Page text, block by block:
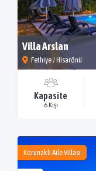
Villa Arslan
Fethiye / Hisarönü
Kapasite
6 Kişi
Korunaklı Aile Villası